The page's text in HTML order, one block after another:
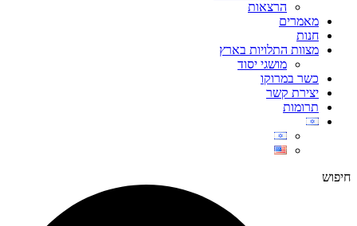
הרצאות
מאמרים
חנות
מצוות התלויות בארץ
מושגי יסוד
כשר במרוקו
יצירת קשר
תרומות
חיפוש